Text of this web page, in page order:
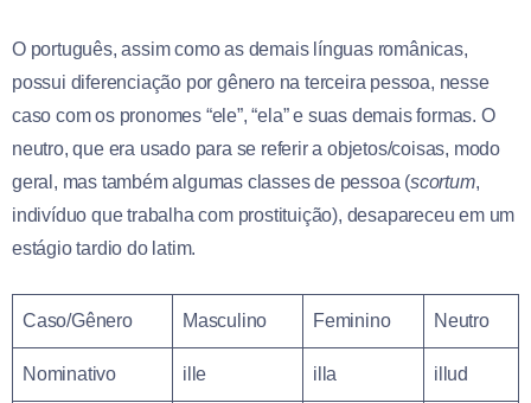
O português, assim como as demais línguas românicas,
possui diferenciação por gênero na terceira pessoa, nesse
caso com os pronomes “ele”, “ela” e suas demais formas. O
neutro, que era usado para se referir a objetos/coisas, modo
geral, mas também algumas classes de pessoa (scortum,
indivíduo que trabalha com prostituição), desapareceu em um
estágio tardio do latim.
Caso/Gênero Masculino Feminino Neutro
Nominativo ille illa illud